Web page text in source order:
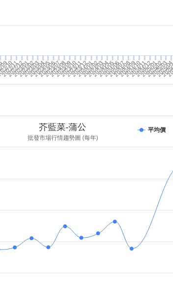
10
2022/11
2022/12
2023/01
2023/02
2023/03
2023/04
2023/05
2023/06
2023/07
2023/08
2023/09
2023/10
2023/11
2023/12
2024/01
2024/02
2024/03
2024/04
2024/05
2024/06
2024/07
2024/08
2024/09
2024/10
2024/11
2024/12
2025/01
2025/02
2025/03
2025/04
芥藍菜-蒲公
批發市場行情趨勢圖 (每年)
平均價